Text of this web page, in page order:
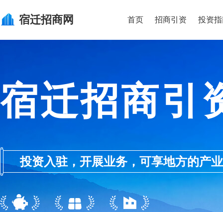
宿迁招商网 首页 招商引资 投资
宿迁招商引
投资入驻，开展业务，可享地方的产